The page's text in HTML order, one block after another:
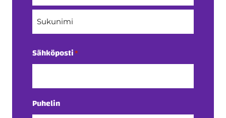
Etunimi
Sähköposti*
Puhelin